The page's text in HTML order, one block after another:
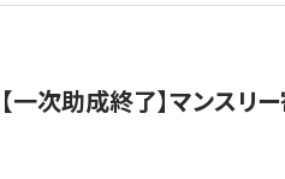
【一次助成終了】マンス